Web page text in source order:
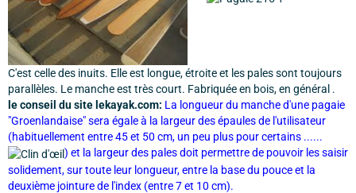
C'est celle des inuits. Elle est longue, étroite et les pales sont toujours
parallèles. Le manche est très court. Fabriquée en bois, en général .
le conseil du site lekayak.com: La longueur du manche d'une pagaie
"Groenlandaise" sera égale à la largeur des épaules de l'utilisateur
(habituellement entre 45 et 50 cm, un peu plus pour certains ......
) et la largeur des pales doit permettre de pouvoir les saisir
solidement, sur toute leur longueur, entre la base du pouce et la
deuxième jointure de l'index (entre 7 et 10 cm).